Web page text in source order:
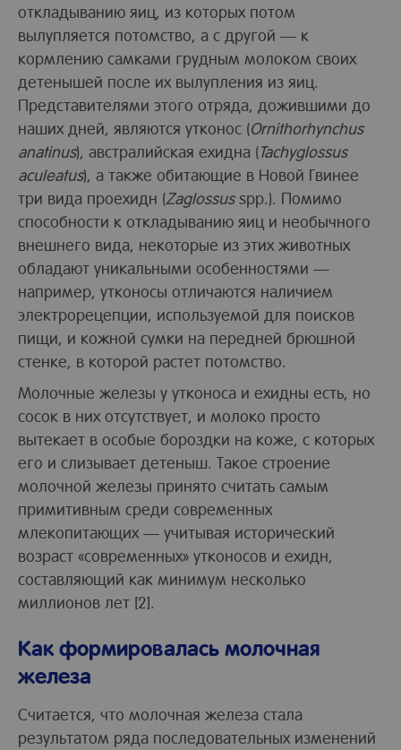
откладыванию яиц, из которых потом
вылупляется потомство, а с другой — к
кормлению самками грудным молоком своих
детенышей после их вылупления из яиц.
Представителями этого отряда, дожившими до
наших дней, являются утконос (Ornithorhynchus
anatinus), австралийская ехидна (Tachyglossus
aculeatus), а также обитающие в Новой Гвинее
три вида проехидн (Zaglossusspp.). Помимо
способности к откладыванию яиц и необычного
внешнего вида, некоторые из этих животных
обладают уникальными особенностями —
например, утконосы отличаются наличием
электрорецепции, используемой для поисков
пищи, и кожной сумки на передней брюшной
стенке, в которой растет потомство.
Молочные железы у утконоса и ехидны есть, но
сосок в них отсутствует, и молоко просто
вытекает в особые бороздки на коже, с которых
его и слизывает детеныш. Такое строение
молочной железы принято считать самым
примитивным среди современных
млекопитающих — учитывая исторический
возраст «современных» утконосов и ехидн,
составляющий как минимум несколько
миллионов лет [2].
Как формировалась молочная
железа
Считается, что молочная железа стала
результатом ряда последовательных изменений